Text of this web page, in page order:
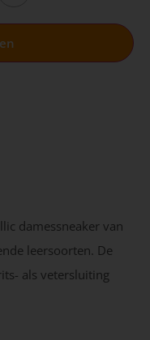
damessneaker van
leersoorten. De
als vetersluiting